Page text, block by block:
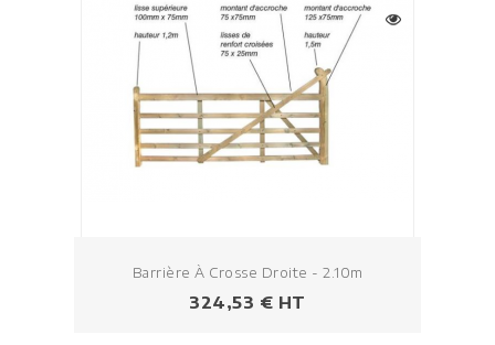
Barrière À Crosse Droite - 2.10m
Prezzo
324,53 € HT